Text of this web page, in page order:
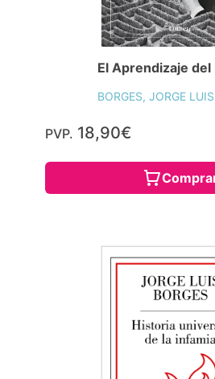
El Aprendizaje
BORGES, JORGE LUIS
PVP. 18,90€